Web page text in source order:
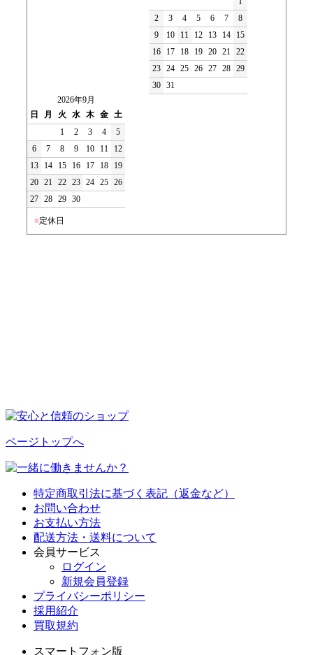
2
3 4 5 6 7
8
9
10 11 12 13 14
15
16
17 18 19 20 21 22
23 24 25 26 27 28 29
30 31
2026年9月
日
月 火 水 木 金 土
1
2 3 4
5
6
7 8 9 10 11
12
13
14 15 16 17 18
19
20 21 22 23 24 25 26
27 28 29 30
■定休日
ページトップへ
特定商取引法に基づく表記（返金など）
お問い合わせ
お支払い方法
配送方法・送料について
会員サービス
ログイン
新規会員登録
プライバシーポリシー
採用紹介
買取規約
スマートフォン版